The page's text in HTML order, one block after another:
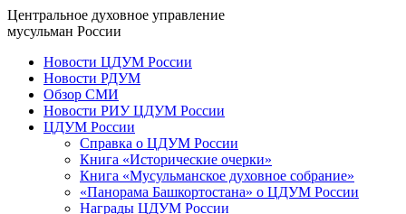
Центральное духовное управление
мусульман России
Новости ЦДУМ России
Новости РДУМ
Обзор СМИ
Новости РИУ ЦДУМ России
ЦДУМ России
Справка о ЦДУМ России
Книга «Исторические очерки»
Книга «Мусульманское духовное собрание»
«Панорама Башкортостана» о ЦДУМ России
Награды ЦДУМ России